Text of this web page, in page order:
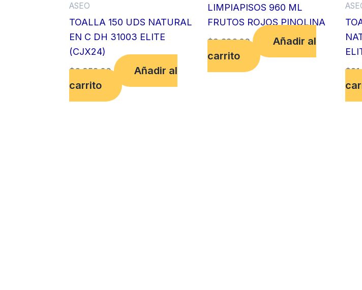
ASEO
TOALLA 150 UDS NATURAL
EN C DH 31003 ELITE
(CJX24)
$6,952.00
Añadir al
carrito
LIMPIAPISOS 960 ML
FRUTOS ROJOS PINOLINA
$9,386.00
Añadir al
carrito
$